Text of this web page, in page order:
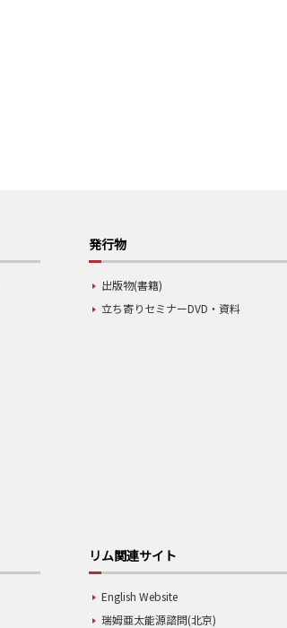
発行物
出版物(書籍)
立ち寄りセミナーDVD・資料
リム関連サイト
English Website
瑞姆亜太能源諮問(北京)